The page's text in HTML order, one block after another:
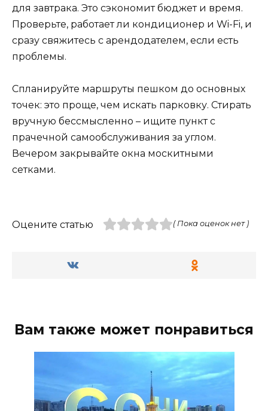
для завтрака. Это сэкономит бюджет и время.
Проверьте, работает ли кондиционер и Wi-Fi, и
сразу свяжитесь с арендодателем, если есть
проблемы.
Спланируйте маршруты пешком до основных
точек: это проще, чем искать парковку. Стирать
вручную бессмысленно – ищите пункт с
прачечной самообслуживания за углом.
Вечером закрывайте окна москитными
сетками.
Оцените статью ( Пока оценок нет )
Вам также может понравиться